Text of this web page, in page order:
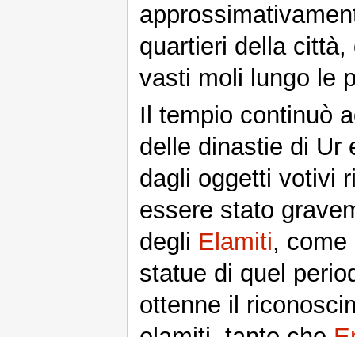
quartieri della
vasti moli lungo le
Il tempio continuò
delle dinastie di Ur
dagli oggetti votivi
essere stato
degli Elamiti, come
statue di quel
ottenne il